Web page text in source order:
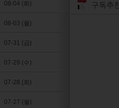
08-04 (화)
08-03 (월)
07-31 (금)
07-29 (수)
07-28 (화)
07-27 (월)
구독추천